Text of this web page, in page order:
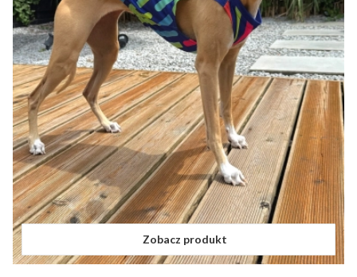
Zobacz produkt